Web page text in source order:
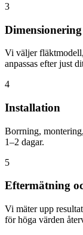
3
Dimensionering
Vi väljer
anpassas efter just
4
Installation
Borrning,
1–2 dagar.
5
Eftermätning
Vi mäter upp
för höga värden